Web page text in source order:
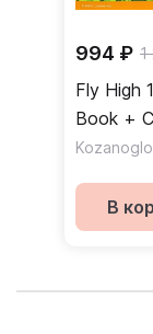
994 ₽ 1
Fly High
Book +
Учебник
В